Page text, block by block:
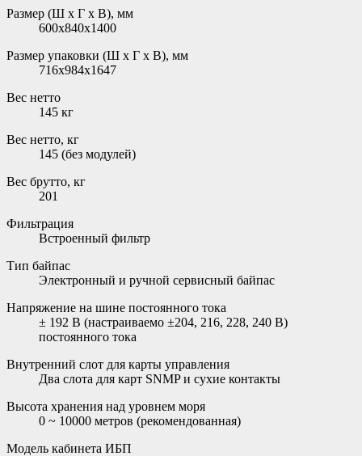
Размер (Ш х Г х В), мм
600x840x1400
Размер упаковки (Ш х Г х В), мм
716x984x1647
Вес нетто
145 кг
Вес нетто, кг
145 (без модулей)
Вес брутто, кг
201
Фильтрация
Встроенный фильтр
Тип байпас
Электронный и ручной сервисный байпас
Напряжение на шине постоянного тока
± 192 В (настраиваемо ±204, 216, 228, 240 В)
постоянного тока
Внутренний слот для карты управления
Два слота для карт SNMP и сухие контакты
Высота хранения над уровнем моря
0 ~ 10000 метров (рекомендованная)
Модель кабинета ИБП